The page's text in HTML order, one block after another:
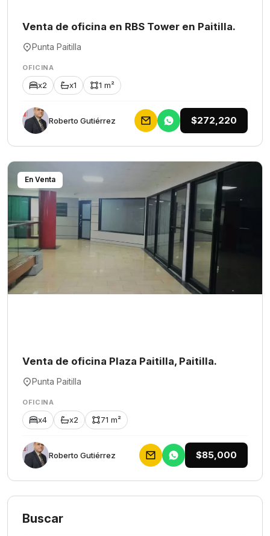
Venta de oficina en RBS Tower en Paitilla.
Punta Paitilla
OFICINA
x2 x1 1 m²
Roberto Gutiérrez $272,220
En Venta
Venta de oficina Plaza Paitilla, Paitilla.
Punta Paitilla
OFICINA
x4 x2 71 m²
Roberto Gutiérrez $85,000
Buscar